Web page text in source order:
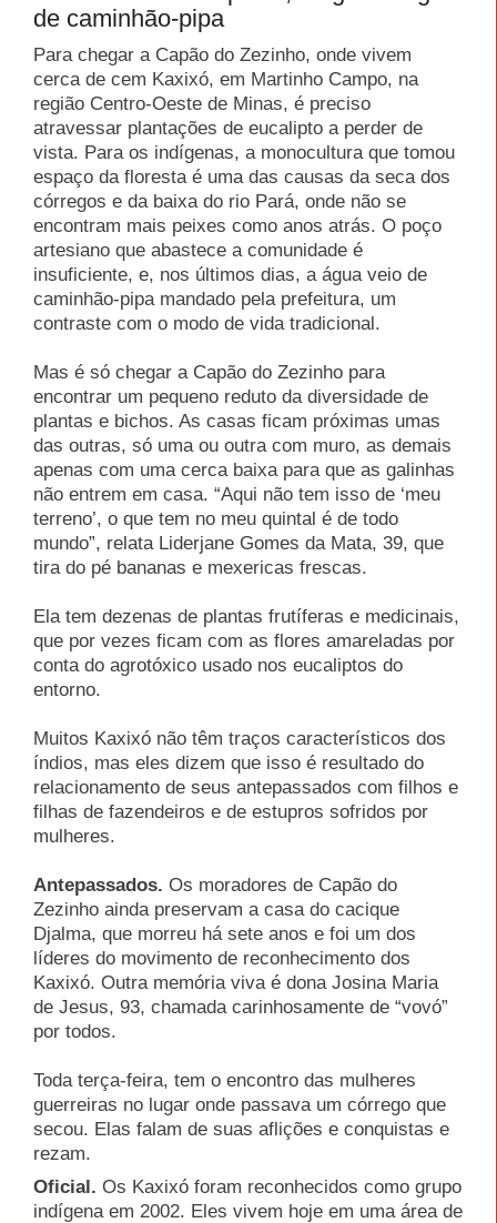
de caminhão-pipa
Para chegar a Capão do Zezinho, onde vivem
cerca de cem Kaxixó, em Martinho Campo, na
região Centro-Oeste de Minas, é preciso
atravessar plantações de eucalipto a perder de
vista. Para os indígenas, a monocultura que tomou
espaço da floresta é uma das causas da seca dos
córregos e da baixa do rio Pará, onde não se
encontram mais peixes como anos atrás. O poço
artesiano que abastece a comunidade é
insuficiente, e, nos últimos dias, a água veio de
caminhão-pipa mandado pela prefeitura, um
contraste com o modo de vida tradicional.
Mas é só chegar a Capão do Zezinho para
encontrar um pequeno reduto da diversidade de
plantas e bichos. As casas ficam próximas umas
das outras, só uma ou outra com muro, as demais
apenas com uma cerca baixa para que as galinhas
não entrem em casa. “Aqui não tem isso de ‘meu
terreno’, o que tem no meu quintal é de todo
mundo”, relata Liderjane Gomes da Mata, 39, que
tira do pé bananas e mexericas frescas.
Ela tem dezenas de plantas frutíferas e medicinais,
que por vezes ficam com as flores amareladas por
conta do agrotóxico usado nos eucaliptos do
entorno.
Muitos Kaxixó não têm traços característicos dos
índios, mas eles dizem que isso é resultado do
relacionamento de seus antepassados com filhos e
filhas de fazendeiros e de estupros sofridos por
mulheres.
Antepassados. Os moradores de Capão do
Zezinho ainda preservam a casa do cacique
Djalma, que morreu há sete anos e foi um dos
líderes do movimento de reconhecimento dos
Kaxixó. Outra memória viva é dona Josina Maria
de Jesus, 93, chamada carinhosamente de “vovó”
por todos.
Toda terça-feira, tem o encontro das mulheres
guerreiras no lugar onde passava um córrego que
secou. Elas falam de suas aflições e conquistas e
rezam.
Oficial. Os Kaxixó foram reconhecidos como grupo
indígena em 2002. Eles vivem hoje em uma área de